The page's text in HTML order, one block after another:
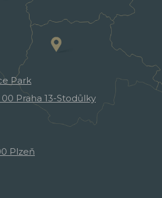
Park
00 Praha 13-Stodůlky
Plzeň